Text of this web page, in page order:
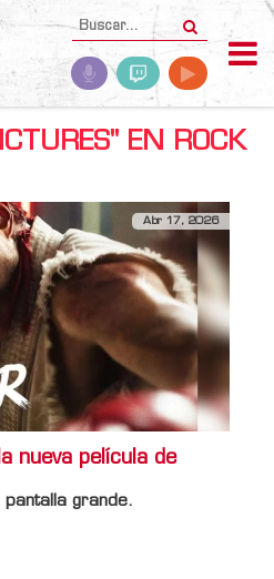
EN ROCK
Abr 17, 2026
nueva película de
pantalla grande.